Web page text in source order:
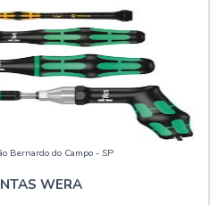
Bernardo do Campo - SP
WERA